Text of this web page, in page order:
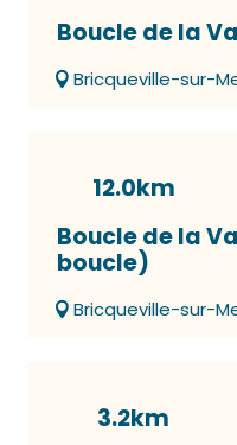
Boucle de la
Bricqueville-sur-
12.0km
Boucle de la
boucle)
Bricqueville-sur-
3.2km